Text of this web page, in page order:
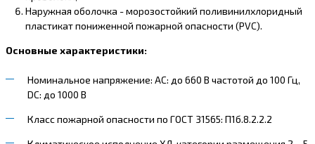
Наружная оболочка - морозостойкий поливинилхлоридный
пластикат пониженной пожарной опасности (PVC).
Основные характеристики:
Номинальное напряжение: AC: до 660 В частотой до 100 Гц,
DC: до 1000 В
Класс пожарной опасности по ГОСТ 31565: П1б.8.2.2.2